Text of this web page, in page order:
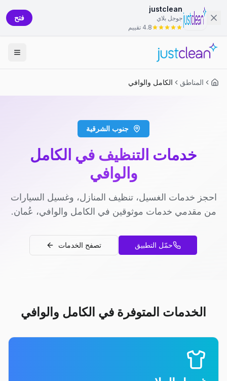
justclean
جوجل بلاي
4.8 تقييم
فتح
المناطق الكامل والوافي
جنوب الشرقية
خدمات التنظيف في الكامل
والوافي
احجز خدمات الغسيل، تنظيف المنازل، وغسيل السيارات
من مقدمي خدمات موثوقين في الكامل والوافي، عُمان.
حمّل التطبيق تصفح الخدمات
الخدمات المتوفرة في الكامل والوافي